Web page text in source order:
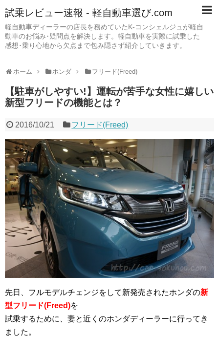
試乗レビュー速報 - 軽自動車選び.com
軽自動車ディーラーの店長を務めていたK-コンシェルジュが軽自
動車のお悩み･疑問点を解決します。軽自動車を実際に試乗した
感想･乗り心地から欠点まで包み隠さず紹介していきます。
ホーム ホンダ フリード(Freed)
【駐車がしやすい!】運転が苦手な女性に嬉しい
新型フリードの機能とは？
2016/10/21 フリード(Freed)
先日、フルモデルチェンジをして新発売されたホンダの新
型フリード(Freed)を
試乗するために、妻と近くのホンダディーラーに行ってき
ました。